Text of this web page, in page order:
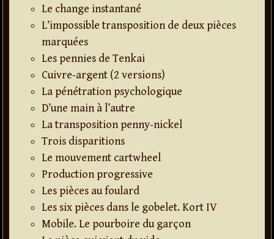
Le change instantané
L’impossible transposition de deux pièces
marquées
Les pennies de Tenkai
Cuivre-argent (2 versions)
La pénétration psychologique
D’une main à l’autre
La transposition penny-nickel
Trois disparitions
Le mouvement cartwheel
Production progressive
Les pièces au foulard
Les six pièces dans le gobelet. Kort IV
Mobile. Le pourboire du garçon